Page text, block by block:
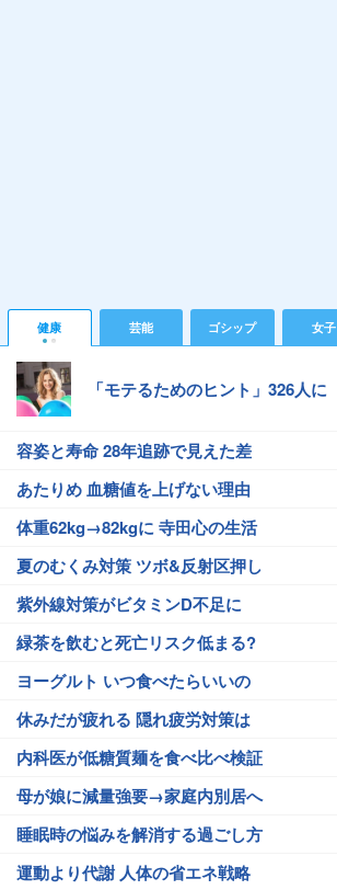
健康 芸能 ゴシップ 女子
「モテるためのヒント」326人に
容姿と寿命 28年追跡で見えた差
あたりめ 血糖値を上げない理由
体重62kg→82kgに 寺田心の生活
夏のむくみ対策 ツボ&反射区押し
紫外線対策がビタミンD不足に
緑茶を飲むと死亡リスク低まる?
ヨーグルト いつ食べたらいいの
休みだが疲れる 隠れ疲労対策は
内科医が低糖質麺を食べ比べ検証
母が娘に減量強要→家庭内別居へ
睡眠時の悩みを解消する過ごし方
運動より代謝 人体の省エネ戦略